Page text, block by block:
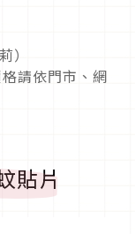
）
請依門市、網
貼片